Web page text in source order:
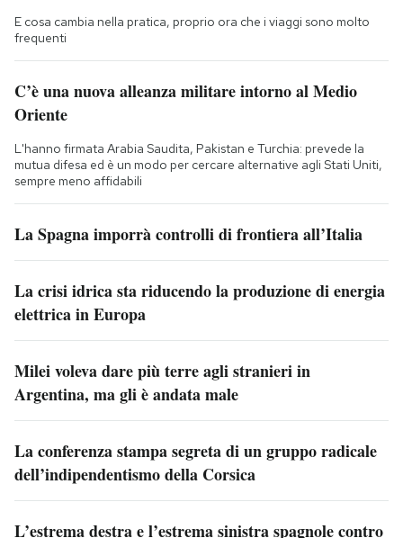
E cosa cambia nella pratica, proprio ora che i viaggi sono molto
frequenti
C’è una nuova alleanza militare intorno al Medio
Oriente
L'hanno firmata Arabia Saudita, Pakistan e Turchia: prevede la
mutua difesa ed è un modo per cercare alternative agli Stati Uniti,
sempre meno affidabili
La Spagna imporrà controlli di frontiera all’Italia
La crisi idrica sta riducendo la produzione di energia
elettrica in Europa
Milei voleva dare più terre agli stranieri in
Argentina, ma gli è andata male
La conferenza stampa segreta di un gruppo radicale
dell’indipendentismo della Corsica
L’estrema destra e l’estrema sinistra spagnole contro